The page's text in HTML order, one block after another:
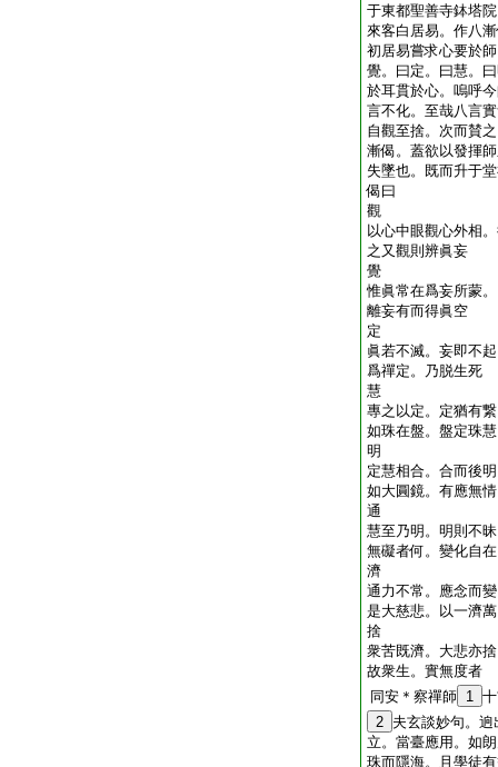
于東都聖善寺鉢塔
來客白居易。作八
初居易嘗求心要於
覺。曰定。曰慧。
於耳貫於心。嗚呼
言不化。至哉八言
自觀至捨。次而賛
漸偈。蓋欲以發揮
失墜也。既而升于
偈曰
觀
以心中眼觀心外相
之又觀則辨眞妄
覺
惟眞常在爲妄所蒙
離妄有而得眞空
定
眞若不滅。妄即不
爲禪定。乃脱生死
慧
專之以定。定猶有
如珠在盤。盤定珠慧
明
定慧相合。合而後
如大圓鏡。有應無情
通
慧至乃明。明則不
無礙者何。變化自在
濟
通力不常。應念而
是大慈悲。以一濟萬
捨
衆苦既濟。大悲亦
故衆生。實無度者
同安＊察禪師 1
2 夫玄談妙句。
立。當臺應用。如
珠而隱海。且學徒